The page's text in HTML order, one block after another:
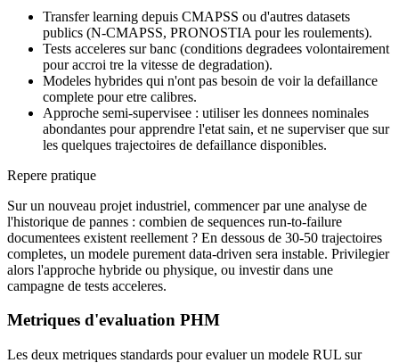
Transfer learning depuis CMAPSS ou d'autres datasets
publics (N-CMAPSS, PRONOSTIA pour les roulements).
Tests acceleres sur banc (conditions degradees volontairement
pour accroi tre la vitesse de degradation).
Modeles hybrides qui n'ont pas besoin de voir la defaillance
complete pour etre calibres.
Approche semi-supervisee : utiliser les donnees nominales
abondantes pour apprendre l'etat sain, et ne superviser que sur
les quelques trajectoires de defaillance disponibles.
Repere pratique
Sur un nouveau projet industriel, commencer par une analyse de
l'historique de pannes : combien de sequences run-to-failure
documentees existent reellement ? En dessous de 30-50 trajectoires
completes, un modele purement data-driven sera instable. Privilegier
alors l'approche hybride ou physique, ou investir dans une
campagne de tests acceleres.
Metriques d'evaluation PHM
Les deux metriques standards pour evaluer un modele RUL sur